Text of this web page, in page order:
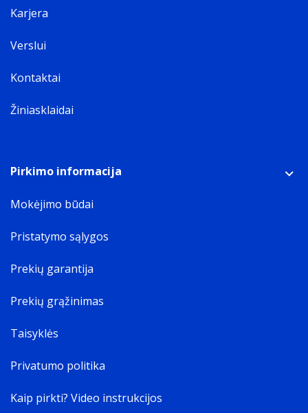
208 mm
Weight of the packaged product.
Pakuotės aukštis
packaging.
Karjera
Verslui
Kontaktai
Žiniasklaidai
Pirkimo informacija
Mokėjimo būdai
Pristatymo sąlygos
Prekių garantija
Prekių grąžinimas
Taisyklės
Privatumo politika
Kaip pirkti? Video instrukcijos